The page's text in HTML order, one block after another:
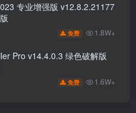
专业增强版 v12.8.2.21177
免费 1.8W+
Pro v14.4.0.3 绿色破解版
免费 1.6W+